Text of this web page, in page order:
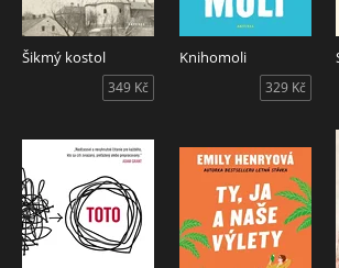
Šikmý kostol
349 Kč
Knihomoli
329 Kč